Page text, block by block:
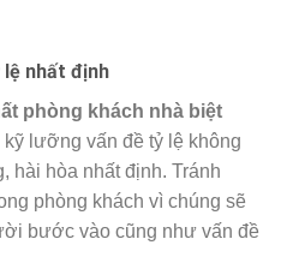
nhất định
phòng khách nhà biệt
kỹ lưỡng vấn đề tỷ lệ không
hài hòa nhất định. Tránh
phòng khách vì chúng sẽ
bước vào cũng như vấn đề